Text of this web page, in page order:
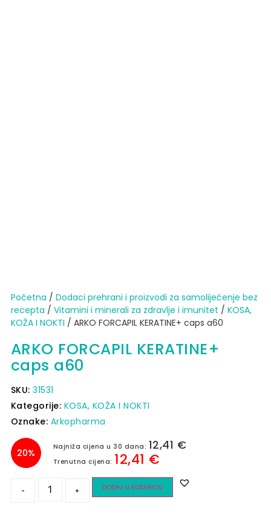
Početna / Dodaci prehrani i proizvodi za samoliječenje bez
recepta / Vitamini i minerali za zdravlje i imunitet / KOSA,
KOŽA I NOKTI / ARKO FORCAPIL KERATINE+ caps a60
ARKO FORCAPIL KERATINE+
caps a60
SKU:31531
Kategorije: KOSA, KOŽA I NOKTI
Oznake: Arkopharma
20%
Najniža cijena u 30 dana: 12,41 €
Trenutna cijena: 12,41 €
- + DODAJ U KOŠARICU